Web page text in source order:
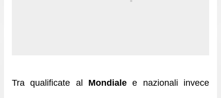
Tra qualificate al Mondiale e nazionali invece